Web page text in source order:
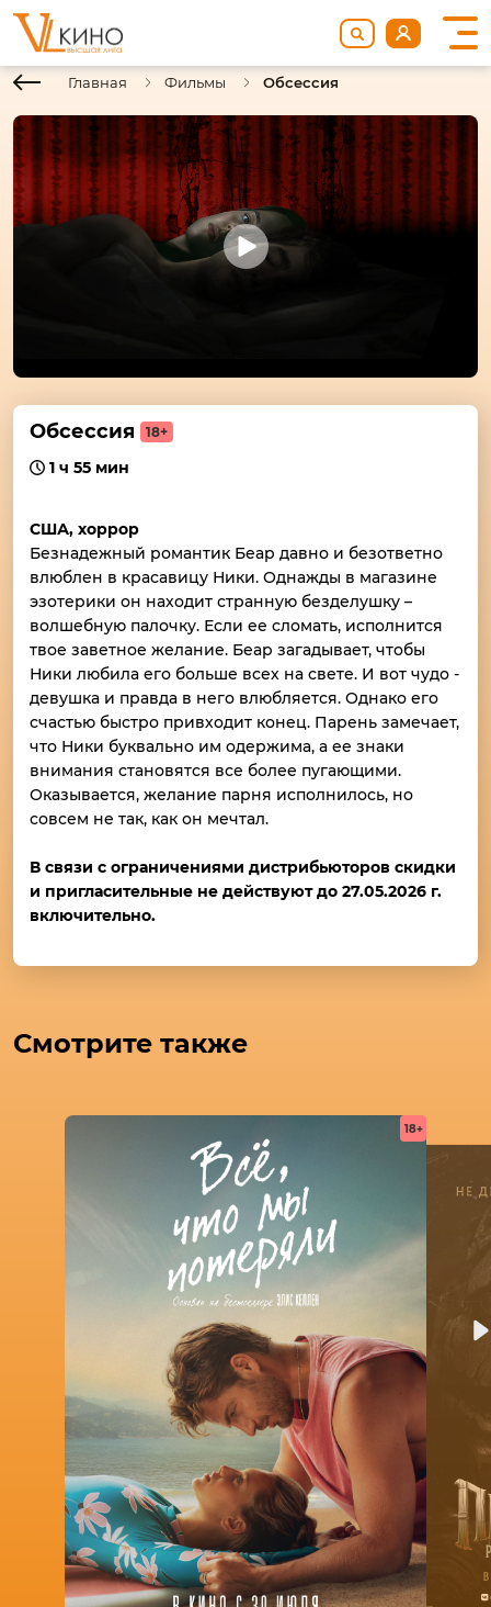
Главная Фильмы Обсессия
Обсессия 18+
1 ч 55 мин
США, хоррор
Безнадежный романтик Беар давно и безответно
влюблен в красавицу Ники. Однажды в магазине
эзотерики он находит странную безделушку –
волшебную палочку. Если ее сломать, исполнится
твое заветное желание. Беар загадывает, чтобы
Ники любила его больше всех на свете. И вот чудо -
девушка и правда в него влюбляется. Однако его
счастью быстро привходит конец. Парень замечает,
что Ники буквально им одержима, а ее знаки
внимания становятся все более пугающими.
Оказывается, желание парня исполнилось, но
совсем не так, как он мечтал.
В связи с ограничениями дистрибьюторов скидки
и пригласительные не действуют до 27.05.2026 г.
включительно.
Смотрите также
18+